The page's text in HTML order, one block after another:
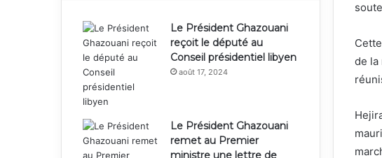
de la
Le Président Ghazouani
reçoit le député au
Conseil présidentiel libyen
août 17, 2024
Le Président Ghazouani
remet au Premier
ministre une lettre de